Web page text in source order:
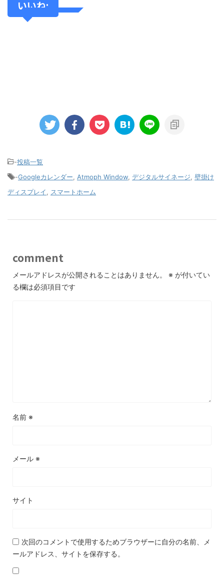
いいね:
-投稿一覧
-Googleカレンダー Atmoph Window デジタルサイネージ 壁掛け
ディスプレイ
スマートホーム
comment
メールアドレスが公開されることはありません。 ※ が付いてい
る欄は必須項目です
名前 ※
メール ※
サイト
次回のコメントで使用するためブラウザーに自分の名前、メ
ールアドレス、サイトを保存する。